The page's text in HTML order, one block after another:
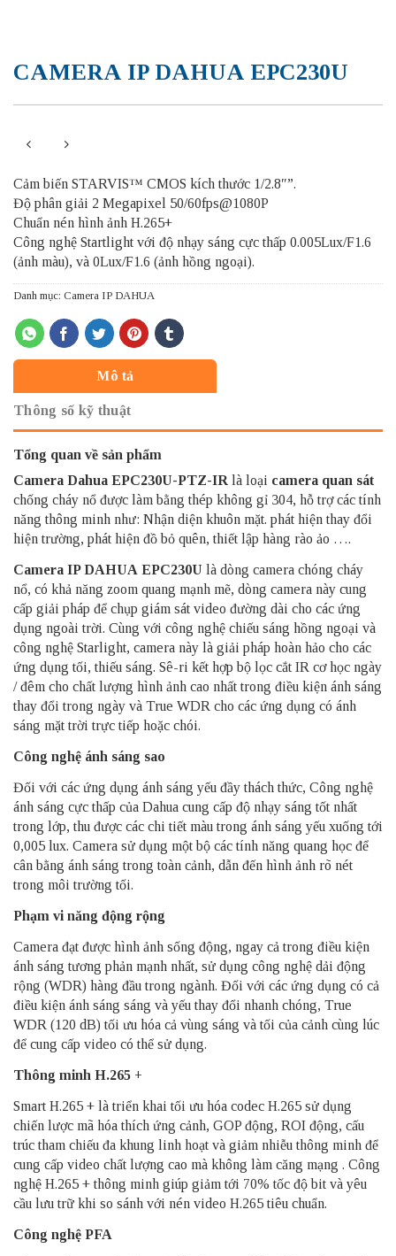
CAMERA IP DAHUA EPC230U
Cảm biến STARVIS™ CMOS kích thước 1/2.8″”.
Độ phân giải 2 Megapixel 50/60fps@1080P
Chuẩn nén hình ảnh H.265+
Công nghệ Startlight với độ nhạy sáng cực thấp 0.005Lux/F1.6
(ảnh màu), và 0Lux/F1.6 (ảnh hồng ngoại).
Danh mục: Camera IP DAHUA
Mô tả
Thông số kỹ thuật
Tổng quan về sản phẩm
Camera Dahua EPC230U-PTZ-IR là loại camera quan sát
chống cháy nổ được làm bằng thép không gỉ 304, hỗ trợ các tính
năng thông minh như: Nhận diện khuôn mặt. phát hiện thay đổi
hiện trường, phát hiện đồ bỏ quên, thiết lập hàng rào ảo ….
Camera IP DAHUA EPC230U là dòng camera chóng cháy
nổ, có khả năng zoom quang mạnh mẽ, dòng camera này cung
cấp giải pháp để chụp giám sát video đường dài cho các ứng
dụng ngoài trời. Cùng với công nghệ chiếu sáng hồng ngoại và
công nghệ Starlight, camera này là giải pháp hoàn hảo cho các
ứng dụng tối, thiếu sáng. Sê-ri kết hợp bộ lọc cắt IR cơ học ngày
/ đêm cho chất lượng hình ảnh cao nhất trong điều kiện ánh sáng
thay đổi trong ngày và True WDR cho các ứng dụng có ánh
sáng mặt trời trực tiếp hoặc chói.
Công nghệ ánh sáng sao
Đối với các ứng dụng ánh sáng yếu đầy thách thức, Công nghệ
ánh sáng cực thấp của Dahua cung cấp độ nhạy sáng tốt nhất
trong lớp, thu được các chi tiết màu trong ánh sáng yếu xuống tới
0,005 lux. Camera sử dụng một bộ các tính năng quang học để
cân bằng ánh sáng trong toàn cảnh, dẫn đến hình ảnh rõ nét
trong môi trường tối.
Phạm vi năng động rộng
Camera đạt được hình ảnh sống động, ngay cả trong điều kiện
ánh sáng tương phản mạnh nhất, sử dụng công nghệ dải động
rộng (WDR) hàng đầu trong ngành. Đối với các ứng dụng có cả
điều kiện ánh sáng sáng và yếu thay đổi nhanh chóng, True
WDR (120 dB) tối ưu hóa cả vùng sáng và tối của cảnh cùng lúc
để cung cấp video có thể sử dụng.
Thông minh H.265 +
Smart H.265 + là triển khai tối ưu hóa codec H.265 sử dụng
chiến lược mã hóa thích ứng cảnh, GOP động, ROI động, cấu
trúc tham chiếu đa khung linh hoạt và giảm nhiễu thông minh để
cung cấp video chất lượng cao mà không làm căng mạng . Công
nghệ H.265 + thông minh giúp giảm tới 70% tốc độ bit và yêu
cầu lưu trữ khi so sánh với nén video H.265 tiêu chuẩn.
Công nghệ PFA